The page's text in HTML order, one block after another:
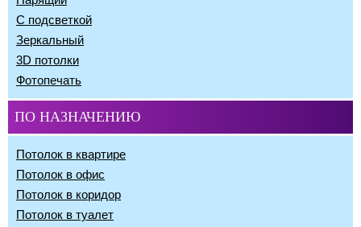
С подсветкой
Зеркальный
3D потолки
Фотопечать
ПО НАЗНАЧЕНИЮ
Потолок в квартире
Потолок в офис
Потолок в коридор
Потолок в туалет